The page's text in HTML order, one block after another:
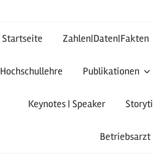
Startseite Zahlen|Daten|Fakten
Hochschullehre Publikationen
Keynotes | Speaker
Betriebsarzt